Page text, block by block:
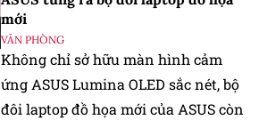
mới
VĂN PHÒNG
Không chỉ sở hữu màn hình cảm
ứng ASUS Lumina OLED sắc nét, bộ
đôi laptop đồ họa mới của ASUS còn